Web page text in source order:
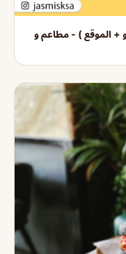
+ الموقع ) - مطاعم و